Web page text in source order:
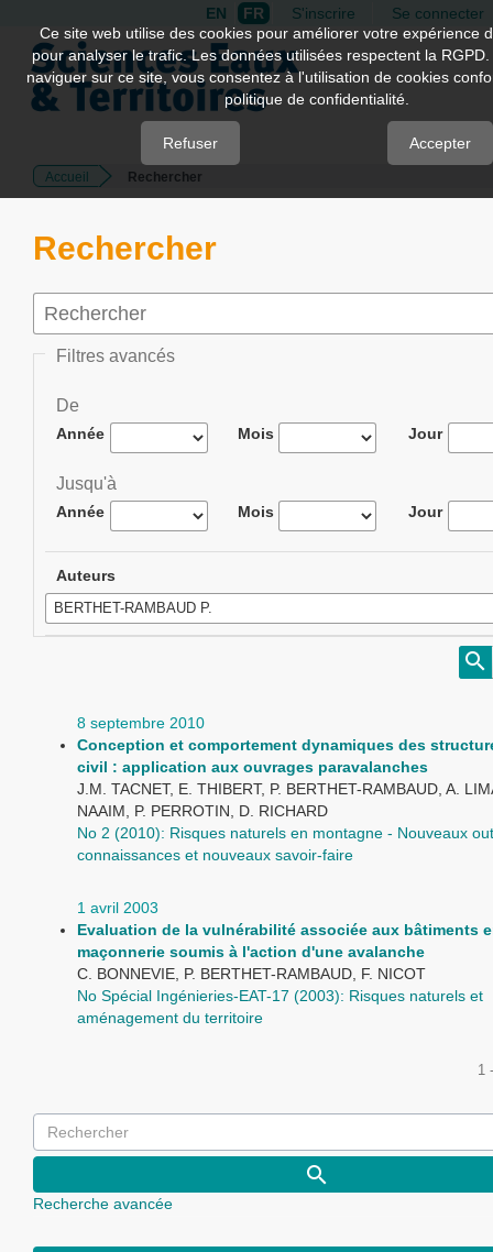
Quick
jump
page
Main
Content
EN FR S'inscrire Se connecter
Accueil Rechercher
Rechercher
Filtres avancés
De
Année Mois Jour
Jusqu'à
Année Mois Jour
Auteurs
8 septembre 2010
Conception et comportement dynamiques des
civil : application aux ouvrages paravalanches
J.M. TACNET, E. THIBERT, P. BERTHET-RAMBAUD, A.
NAAIM, P. PERROTIN, D. RICHARD
No 2 (2010): Risques naturels en montagne - Nouveaux
connaissances et nouveaux savoir-faire
1 avril 2003
Evaluation de la vulnérabilité associée aux bâtiments
maçonnerie soumis à l'action d'une avalanche
C. BONNEVIE, P. BERTHET-RAMBAUD, F. NICOT
No Spécial Ingénieries-EAT-17 (2003): Risques naturels et
aménagement du territoire
1
Recherche avancée
Ce site web utilise des cookies pour améliorer votre expérience
pour analyser le trafic. Les données utilisées respectent la
naviguer sur ce site, vous consentez à l'utilisation de cookies
politique de confidentialité.
Refuser Accepter